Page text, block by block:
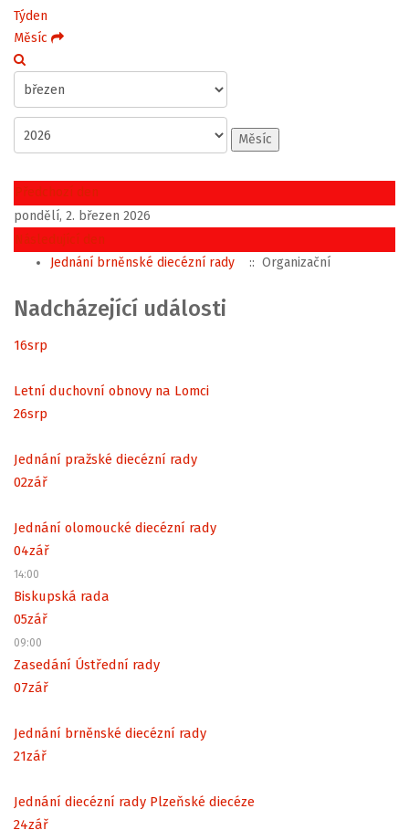
Týden
Měsíc
Měsíc
Předchozí den
pondělí, 2. březen 2026
Následující den
Jednání brněnské diecézní rady
:: Organizační
Nadcházející události
16srp
Letní duchovní obnovy na Lomci
26srp
Jednání pražské diecézní rady
02zář
Jednání olomoucké diecézní rady
04zář
14:00
Biskupská rada
05zář
09:00
Zasedání Ústřední rady
07zář
Jednání brněnské diecézní rady
21zář
Jednání diecézní rady Plzeňské diecéze
24zář